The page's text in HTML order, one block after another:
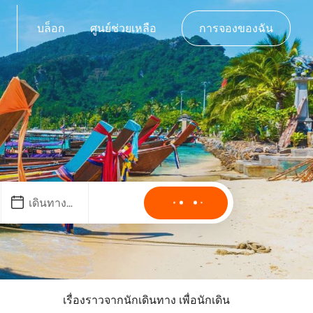
บล็อก ศูนย์ช่วยเหลือ การจองของฉัน
เรื่องราวจากนักเดินทาง เพื่อนักเดิน